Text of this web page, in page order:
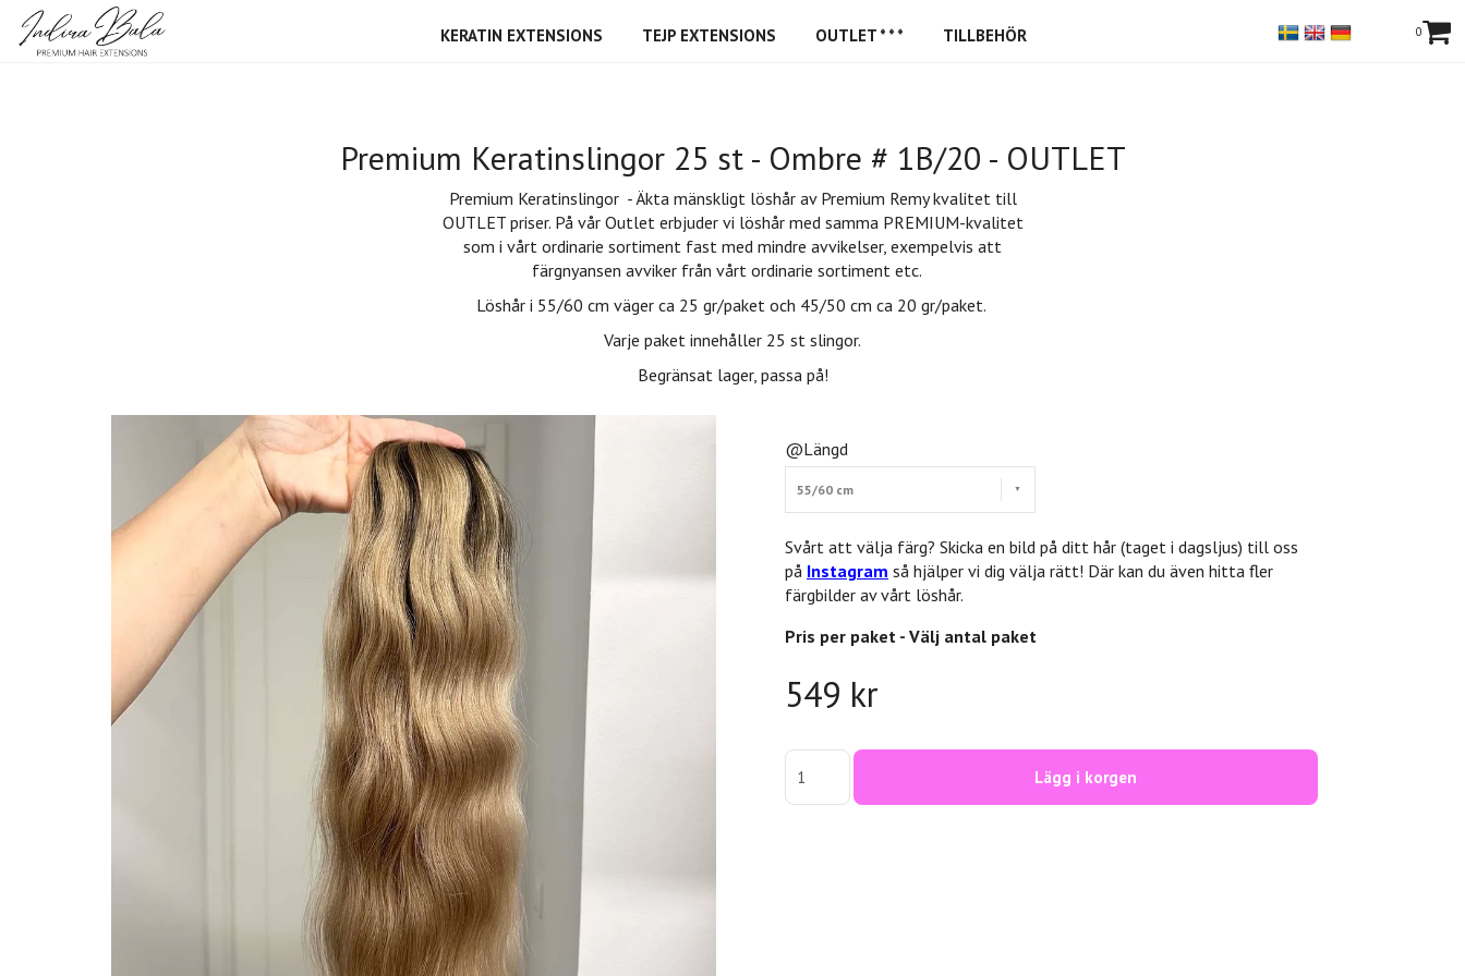
Premium Keratinslingor 25 st - Ombre # 1B/20 - OUTLET
Premium Keratinslingor - Äkta mänskligt löshår av Premium Remy kvalitet till
OUTLET priser. På vår Outlet erbjuder vi löshår med samma PREMIUM-kvalitet
som i vårt ordinarie sortiment fast med mindre avvikelser, exempelvis att
färgnyansen avviker från vårt ordinarie sortiment etc.
Löshår i 55/60 cm väger ca 25 gr/paket och 45/50 cm ca 20 gr/paket.
Varje paket innehåller 25 st slingor.
Begränsat lager, passa på!
@Längd
55/60 cm
Svårt att välja färg? Skicka en bild på ditt hår (taget i dagsljus) till oss
på Instagram så hjälper vi dig välja rätt! Där kan du även hitta fler
färgbilder av vårt löshår.
Pris per paket - Välj antal paket
549 kr
Lägg i korgen
KERATIN EXTENSIONS TEJP EXTENSIONS OUTLET * * * TILLBEHÖR 0